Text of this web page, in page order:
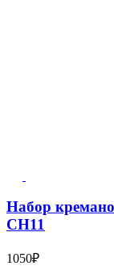
Набор
СН11
1050₽